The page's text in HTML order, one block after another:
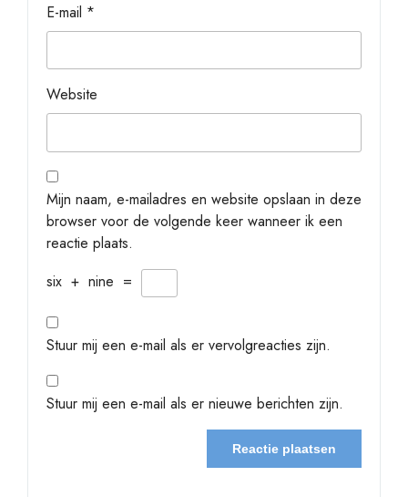
E-mail *
Website
Mijn naam, e-mailadres en website opslaan in deze
browser voor de volgende keer wanneer ik een
reactie plaats.
six + nine =
Stuur mij een e-mail als er vervolgreacties zijn.
Stuur mij een e-mail als er nieuwe berichten zijn.